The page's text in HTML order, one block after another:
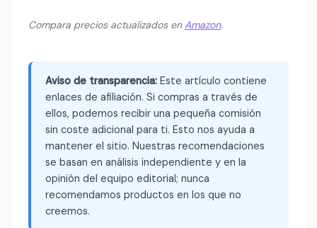
Compara precios actualizados enAmazon.
Aviso de transparencia: Este artículo contiene
enlaces de afiliación. Si compras a través de
ellos, podemos recibir una pequeña comisión
sin coste adicional para ti. Esto nos ayuda a
mantener el sitio. Nuestras recomendaciones
se basan en análisis independiente y en la
opinión del equipo editorial; nunca
recomendamos productos en los que no
creemos.